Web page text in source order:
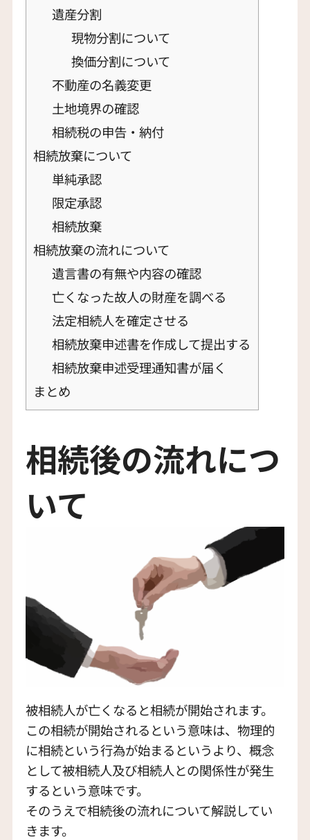
遺産分割
現物分割について
換価分割について
不動産の名義変更
土地境界の確認
相続税の申告・納付
相続放棄について
単純承認
限定承認
相続放棄
相続放棄の流れについて
遺言書の有無や内容の確認
亡くなった故人の財産を調べる
法定相続人を確定させる
相続放棄申述書を作成して提出する
相続放棄申述受理通知書が届く
まとめ
相続後の流れにつ
いて
被相続人が亡くなると相続が開始されます。
この相続が開始されるという意味は、物理的
に相続という行為が始まるというより、概念
として被相続人及び相続人との関係性が発生
するという意味です。
そのうえで相続後の流れについて解説してい
きます。